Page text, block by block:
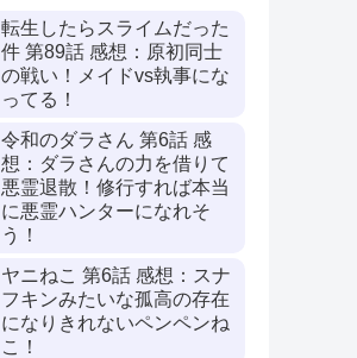
転生したらスライムだった
件 第89話 感想：原初同士
の戦い！メイドvs執事にな
ってる！
令和のダラさん 第6話 感
想：ダラさんの力を借りて
悪霊退散！修行すれば本当
に悪霊ハンターになれそ
う！
ヤニねこ 第6話 感想：スナ
フキンみたいな孤高の存在
になりきれないペンペンね
こ！